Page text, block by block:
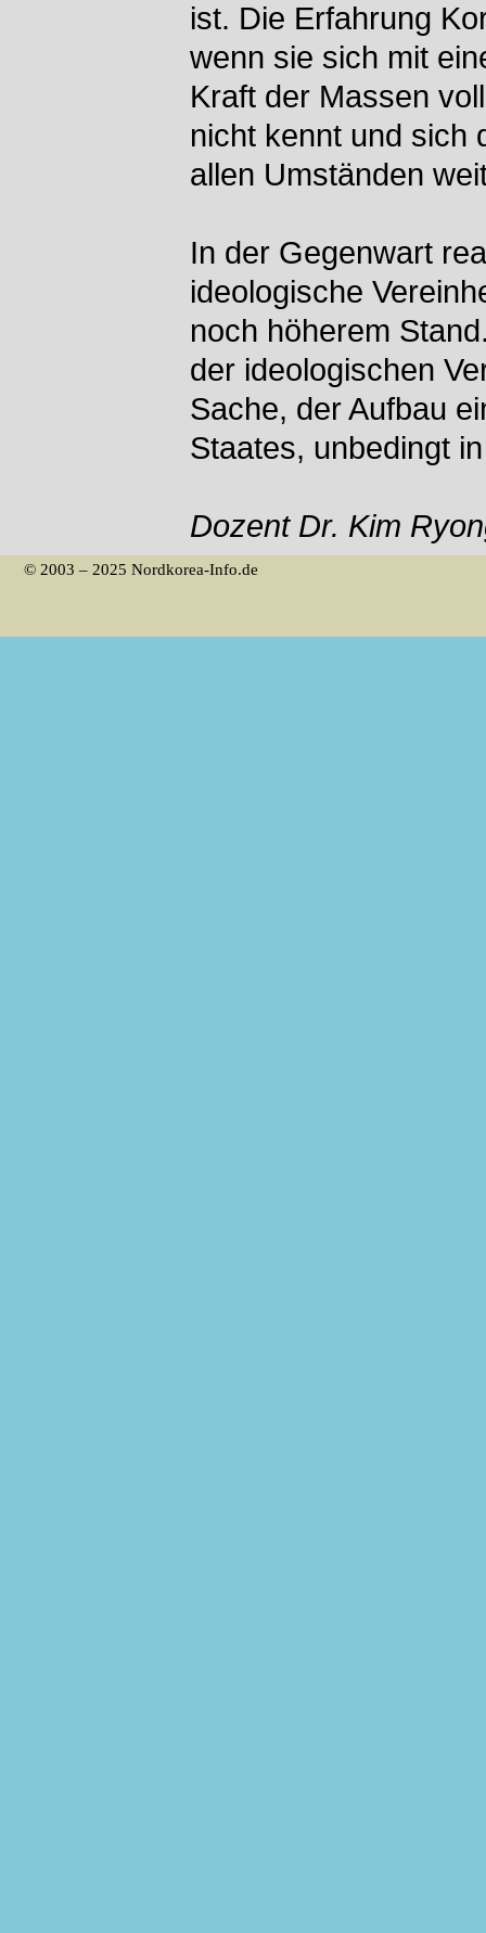
ist. Die Erfahrung
wenn sie sich mit
Kraft der Massen
nicht kennt und sich
allen Umständen
In der Gegenwart
ideologische
noch höherem
der ideologischen
Sache, der Aufbau
Staates, unbedingt
Dozent Dr. Kim
© 2003 – 2025 Nordkorea-Info.de